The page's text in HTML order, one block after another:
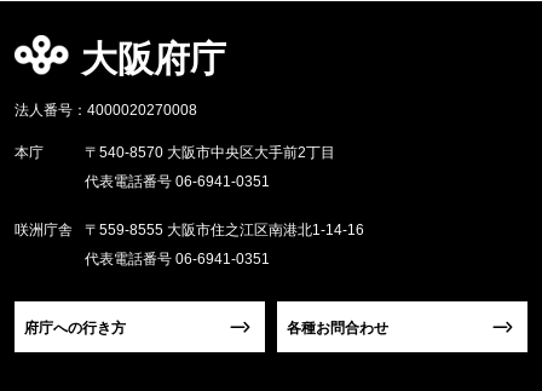
大阪府庁
法人番号：4000020270008
本庁
〒540-8570 大阪市中央区大手前2丁目
代表電話番号 06-6941-0351
咲洲庁舎
〒559-8555 大阪市住之江区南港北1-14-16
代表電話番号 06-6941-0351
府庁への行き方 各種お問合わせ